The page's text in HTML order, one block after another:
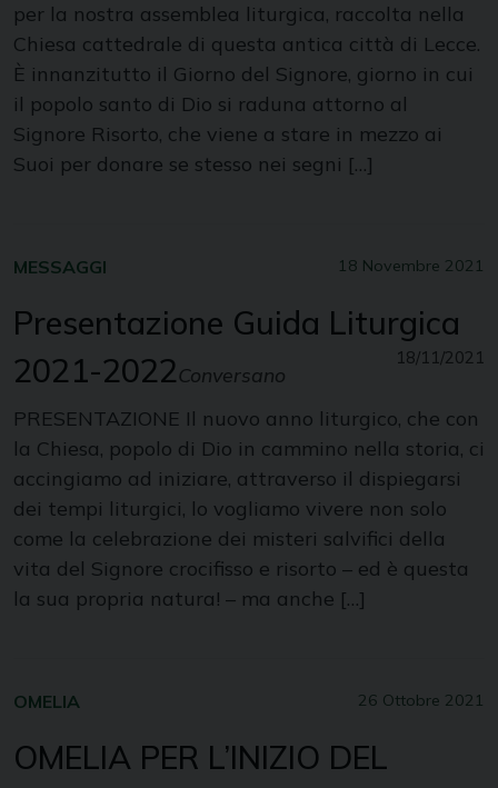
per la nostra assemblea liturgica, raccolta nella
Chiesa cattedrale di questa antica città di Lecce.
È innanzitutto il Giorno del Signore, giorno in cui
il popolo santo di Dio si raduna attorno al
Signore Risorto, che viene a stare in mezzo ai
Suoi per donare se stesso nei segni […]
18 Novembre 2021
MESSAGGI
Presentazione Guida Liturgica
2021-2022Conversano
18/11/2021
PRESENTAZIONE Il nuovo anno liturgico, che con
la Chiesa, popolo di Dio in cammino nella storia, ci
accingiamo ad iniziare, attraver­so il dispiegarsi
dei tempi liturgici, lo vogliamo vivere non solo
come la celebrazione dei misteri salvifici della
vita del Signore crocifisso e risorto – ed è questa
la sua propria natura! – ma anche […]
26 Ottobre 2021
OMELIA
OMELIA PER L’INIZIO DEL